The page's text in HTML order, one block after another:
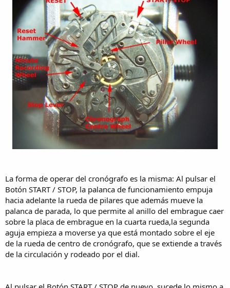
La forma de operar del cronógrafo es la misma: Al pulsar el
Botón START / STOP, la palanca de funcionamiento empuja
hacia adelante la rueda de pilares que además mueve la
palanca de parada, lo que permite al anillo del embrague caer
sobre la placa de embrague en la cuarta rueda,la segunda
aguja empieza a moverse ya que está montado sobre el eje
de la rueda de centro de cronógrafo, que se extiende a través
de la circulación y rodeado por el dial.